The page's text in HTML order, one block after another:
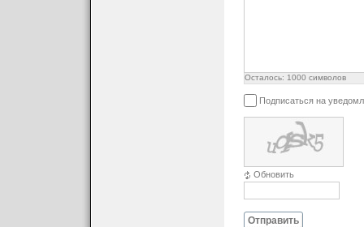
Осталось: 1000 символов
Подписаться на
Обновить
Отправить